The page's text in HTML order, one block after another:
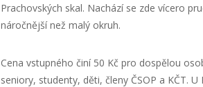
Prachovských skal. Nachází se zde vícero
náročnější než malý okruh.
Cena vstupného činí 50 Kč pro dospělou
seniory, studenty, děti, členy ČSOP a KČT.